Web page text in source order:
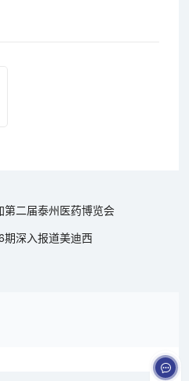
二届泰州医药博览会
期深入报道美迪西